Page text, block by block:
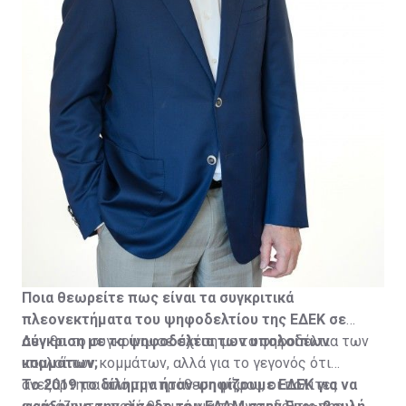
Ποια θεωρείτε πως είναι τα συγκριτικά
πλεονεκτήματα του ψηφοδελτίου της ΕΔΕΚ σε
σύγκριση με τα ψηφοδέλτια των υπολοίπων
κομμάτων;
Δεν θα το συγκρίνω σε σχέση με τα ψηφοδέλτια των
υπολοίπων κομμάτων, αλλά για το γεγονός ότι
ανεξάρτητα από την πρόθεση ψήφου, οι πολίτες
Το 2019 το δίλημμα ήταν ψηφίζουμε ΕΔΕΚ για να